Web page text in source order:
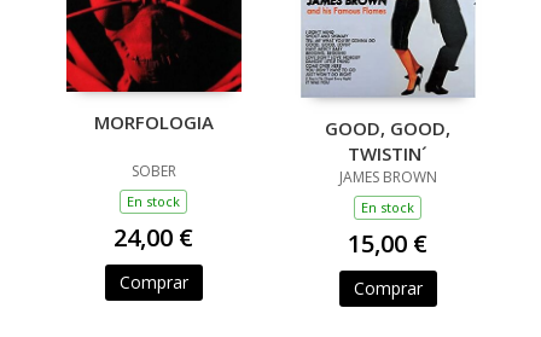
MORFOLOGIA
SOBER
En stock
24,00 €
Comprar
GOOD, GOOD,
TWISTIN´
JAMES BROWN
En stock
15,00 €
Comprar